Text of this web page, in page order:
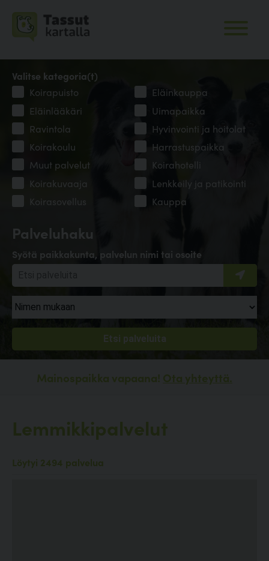
Palveluhaku
Syötä paikkakunta, palvelun nimi tai osoite
Valitse kategoria(t)
Koirapuisto
Eläinkauppa
Eläinlääkäri
Uimapaikka
Ravintola
Hyvinvointi ja hoitolat
Koirakoulu
Harrastuspaikka
Muut palvelut
Koirahotelli
Koirakuvaaja
Lenkkeily ja patikointi
Koirasovellus
Kauppa
Mainospaikka vapaana! Ota yhteyttä.
Lemmikkipalvelut
Löytyi 2494 palvelua